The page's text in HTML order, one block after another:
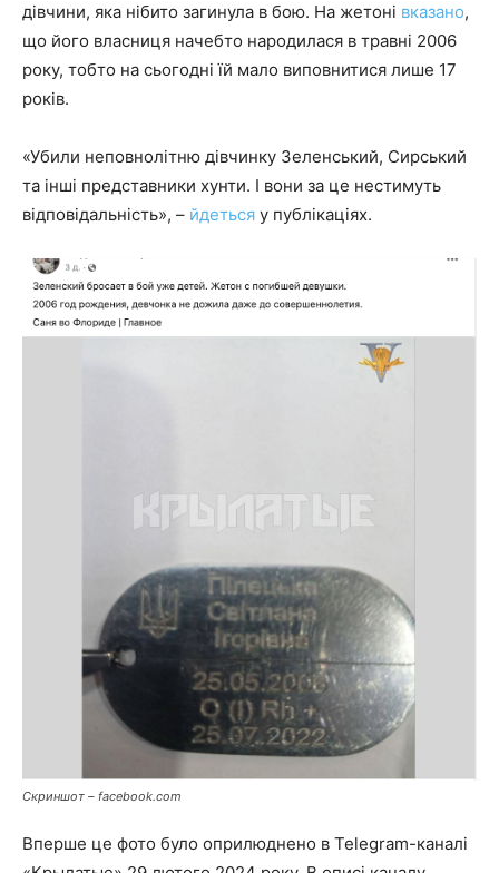
дівчини, яка нібито загинула в бою. На жетоні вказано,
що його власниця начебто народилася в травні 2006
року, тобто на сьогодні їй мало виповнитися лише 17
років.
«Убили неповнолітню дівчинку Зеленський, Сирський
та інші представники хунти. І вони за це нестимуть
відповідальність», – йдеться у публікаціях.
Скриншот – facebook.com
Вперше це фото було оприлюднено в Telegram-каналі